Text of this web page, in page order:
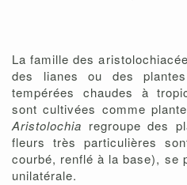
La famille des
des lianes ou des
tempérées chaudes à
sont cultivées comme
Aristolochia regroupe des
fleurs très particulières
courbé, renflé à la base), se
unilatérale.